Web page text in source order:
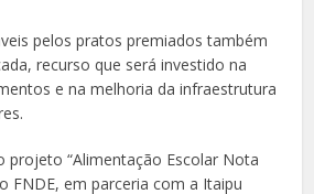
pelos pratos premiados também
recurso que será investido na
e na melhoria da infraestrutura
projeto “Alimentação Escolar Nota
FNDE, em parceria com a Itaipu